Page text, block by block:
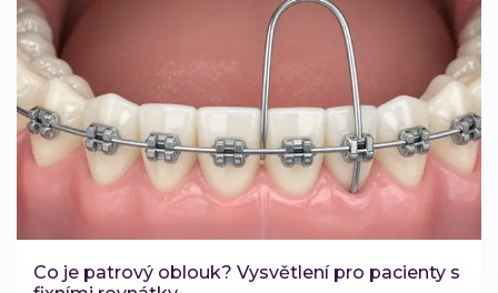
Co je patrový oblouk? Vysvětlení pro pacienty s